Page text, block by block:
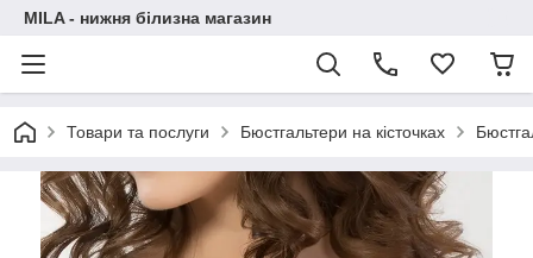
MILA - нижня білизна магазин
Товари та послуги Бюстгальтери на кісточках